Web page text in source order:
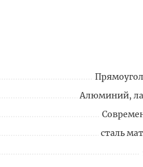
Алюминий,
сталь